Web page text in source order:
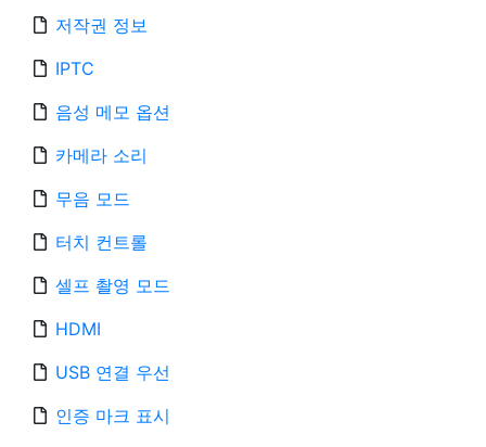
저작권 정보
IPTC
음성 메모 옵션
카메라 소리
무음 모드
터치 컨트롤
셀프 촬영 모드
HDMI
USB 연결 우선
인증 마크 표시